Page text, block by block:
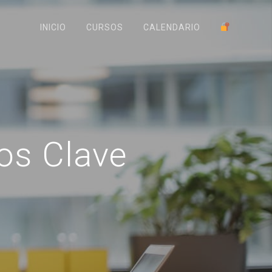
INICIO CURSOS CALENDARIO
Clave